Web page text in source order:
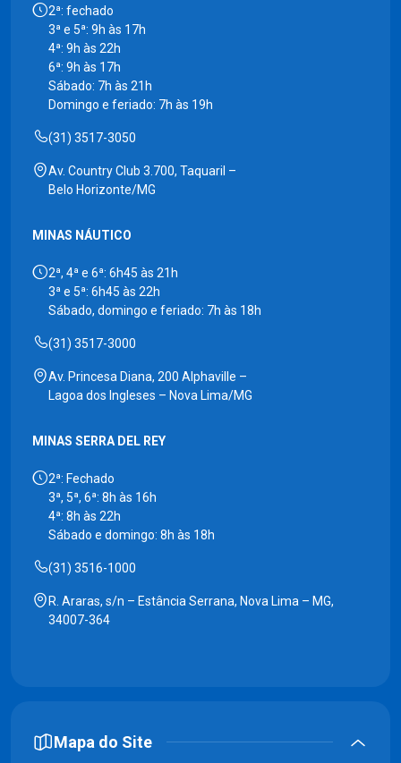
2ª: fechado
3ª e 5ª: 9h às 17h
4ª: 9h às 22h
6ª: 9h às 17h
Sábado: 7h às 21h
Domingo e feriado: 7h às 19h
(31) 3517-3050
Av. Country Club 3.700, Taquaril –
Belo Horizonte/MG
MINAS NÁUTICO
2ª, 4ª e 6ª: 6h45 às 21h
3ª e 5ª: 6h45 às 22h
Sábado, domingo e feriado: 7h às 18h
(31) 3517-3000
Av. Princesa Diana, 200 Alphaville –
Lagoa dos Ingleses – Nova Lima/MG
MINAS SERRA DEL REY
2ª: Fechado
3ª, 5ª, 6ª: 8h às 16h
4ª: 8h às 22h
Sábado e domingo: 8h às 18h
(31) 3516-1000
R. Araras, s/n – Estância Serrana, Nova Lima – MG,
34007-364
Mapa do Site